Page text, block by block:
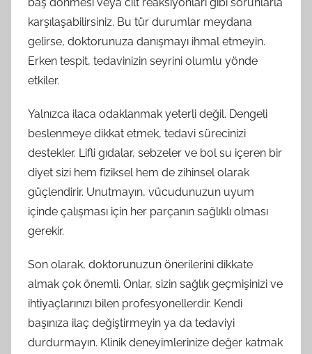
karşılaşabilirsiniz. Bu tür durumlar meydana
gelirse, doktorunuza danışmayı ihmal etmeyin.
Erken tespit, tedavinizin seyrini olumlu yönde
etkiler.
Yalnızca ilaca odaklanmak yeterli değil. Dengeli
beslenmeye dikkat etmek, tedavi sürecinizi
destekler. Lifli gıdalar, sebzeler ve bol su içeren bir
diyet sizi hem fiziksel hem de zihinsel olarak
güçlendirir. Unutmayın, vücudunuzun uyum
içinde çalışması için her parçanın sağlıklı olması
gerekir.
Son olarak, doktorunuzun önerilerini dikkate
almak çok önemli. Onlar, sizin sağlık geçmişinizi ve
ihtiyaçlarınızı bilen profesyonellerdir. Kendi
başınıza ilaç değiştirmeyin ya da tedaviyi
durdurmayın. Klinik deneyimlerinize değer katmak